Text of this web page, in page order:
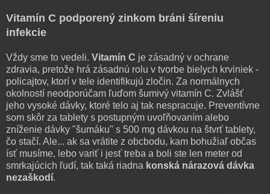
Vitamín C podporený zinkom bráni šíreniu
infekcie
Vždy sme to vedeli. Vitamín C je zásadný v ochrane
zdravia, pretože hrá zásadnú rolu v tvorbe bielych krviniek -
policajtov, ktorí v tele identifikujú zločin. Za normálnych
okolností neodporúčam ľuďom šumivý vitamín C. Zvlášť
jeho vysoké dávky, ktoré telo aj tak nespracuje. Preventívne
som skôr za tablety s postupným uvoľňovaním alebo
zníženie dávky "šumáku" s 500 mg dávkou na štvrť tablety,
čo stačí. Ale... ak sa vrátite z obcbodu, kam bohužiaľ občas
ísť musíme, lebo variť i jesť treba a boli ste len meter od
smrkajúcich ľudí, tak taká riadna konská nárazová dávka
nezaškodí.